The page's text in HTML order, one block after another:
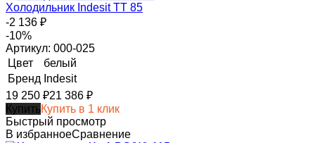
Холодильник Indesit TT 85
-2 136 ₽
-10%
Артикул: 000-025
Цвет
белый
Бренд Indesit
19 250 ₽21 386 ₽
КупитьКупить в 1 клик
Быстрый просмотр
В избранноеСравнение